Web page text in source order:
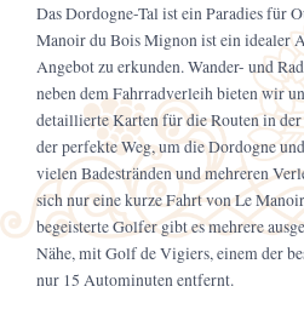
Das Dordogne-Tal ist ein Paradies für
Manoir du Bois Mignon ist ein idealer
Angebot zu erkunden. Wander- und
neben dem Fahrradverleih bieten wir
detaillierte Karten für die Routen in
der perfekte Weg, um die Dordogne
vielen Badestränden und mehreren
sich nur eine kurze Fahrt von Le
begeisterte Golfer gibt es mehrere
Nähe, mit Golf de Vigiers, einem der
nur 15 Autominuten entfernt.